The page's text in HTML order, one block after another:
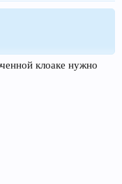
клоаке нужно